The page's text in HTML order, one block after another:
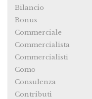
Bilancio
Bonus
Commerciale
Commercialista
Commercialisti
Como
Consulenza
Contributi